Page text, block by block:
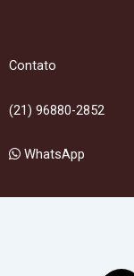
Contato
(21) 96880-2852
WhatsApp